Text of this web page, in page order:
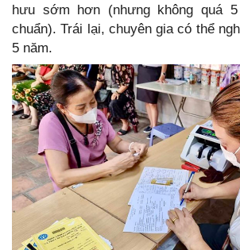
hưu sớm hơn (nhưng không quá
chuẩn). Trái lại, chuyên gia có thể
5 năm.